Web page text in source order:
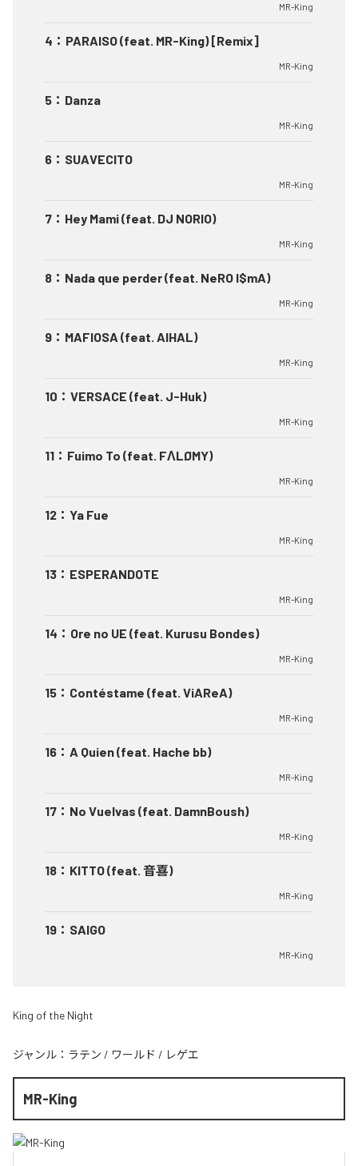
MR-King
4 ： PARAISO (feat. MR-King) [Remix]
MR-King
5 ： Danza
MR-King
6 ： SUAVECITO
MR-King
7 ： Hey Mami (feat. DJ NORIO)
MR-King
8 ： Nada que perder (feat. NeRO I$mA)
MR-King
9 ： MAFIOSA (feat. AIHAL)
MR-King
10 ： VERSACE (feat. J-Huk)
MR-King
11 ： Fuimo To (feat. FΛLØMY)
MR-King
12 ： Ya Fue
MR-King
13 ： ESPERANDOTE
MR-King
14 ： Ore no UE (feat. Kurusu Bondes)
MR-King
15 ： Contéstame (feat. ViAReA)
MR-King
16 ： A Quien (feat. Hache bb)
MR-King
17 ： No Vuelvas (feat. DamnBoush)
MR-King
18 ： KITTO (feat. 音喜)
MR-King
19 ： SAIGO
MR-King
King of the Night
ジャンル： ラテン / ワールド / レゲエ
MR-King